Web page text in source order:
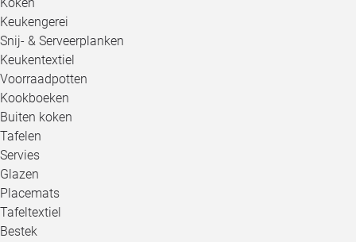
Keukengerei
Snij- & Serveerplanken
Keukentextiel
Voorraadpotten
Kookboeken
Buiten koken
Tafelen
Servies
Glazen
Placemats
Tafeltextiel
Bestek